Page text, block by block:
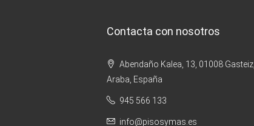
Contacta con nosotros
Abendaño Kalea, 13, 01008 Gasteiz,
Araba, España
945 566 133
info@pisosymas.es